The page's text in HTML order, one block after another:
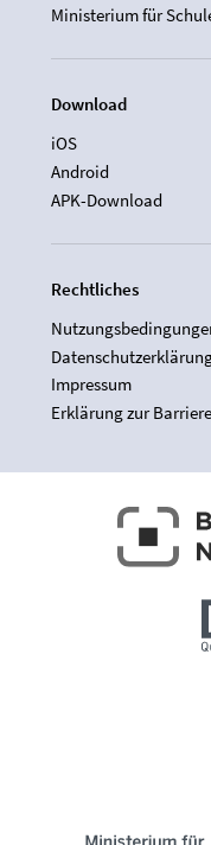
Ministerium für
Download
iOS
Android
APK-Download
Rechtliches
Impressum
Erklärung zur